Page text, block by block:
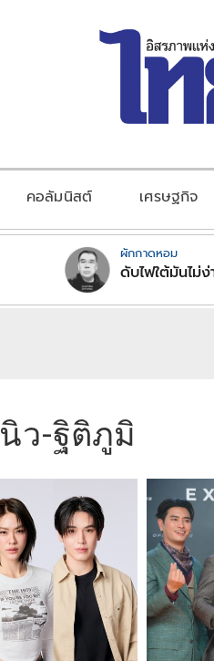
คอลัมนิสต์ เศรษฐกิจ
ผักกาดหอม
ดับไฟใต้มันไม่ง่
นิว-ฐิติภูมิ